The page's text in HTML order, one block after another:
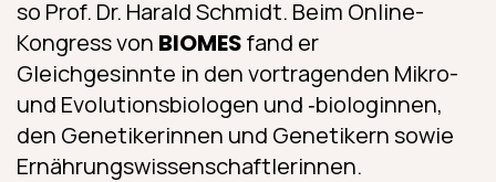
so Prof. Dr. Harald Schmidt. Beim Online-
Kongress von BIOMESfand er
Gleichgesinnte in den vortragenden Mikro-
und Evolutionsbiologen und ‑biologinnen,
den Genetikerinnen und Genetikern sowie
Ernährungswissenschaftlerinnen.